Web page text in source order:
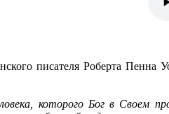
писателя Роберта Пенна
которого Бог в Своем